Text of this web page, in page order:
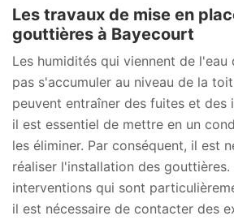
Les travaux de mise en
gouttières à Bayecourt
Les humidités qui viennent de
pas s'accumuler au niveau de la
peuvent entraîner des fuites et des
il est essentiel de mettre en un
les éliminer. Par conséquent, il est
réaliser l'installation des
interventions qui sont
il est nécessaire de contacter des